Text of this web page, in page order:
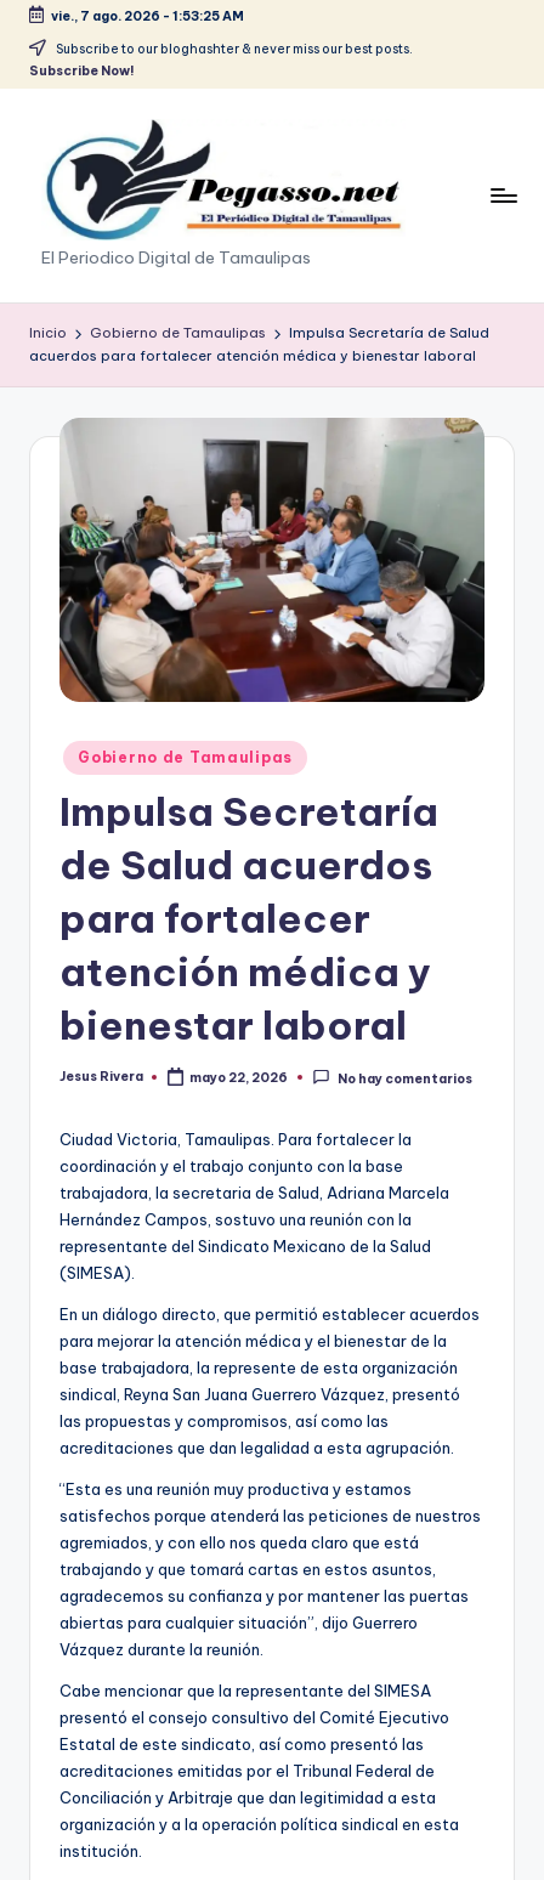
Saltar
vie., 7 ago. 2026 - 1:53:25 AM
Subscribe to our bloghashter & never miss our best posts.
Subscribe Now!
p
e
g
a
p
El Periodico Digital de Tamaulipas
Inicio Gobierno de Tamaulipas
Impulsa Secretaría de Salud
acuerdos para fortalecer atención médica y bienestar laboral
Publicado
en
Gobierno de Tamaulipas
Impulsa Secretaría
de Salud acuerdos
para fortalecer
atención médica y
bienestar laboral
Publicado
Jesus Rivera mayo 22, 2026 No hay comentarios
Ciudad Victoria, Tamaulipas. Para fortalecer la
coordinación y el trabajo conjunto con la base
trabajadora, la secretaria de Salud, Adriana Marcela
Hernández Campos, sostuvo una reunión con la
representante del Sindicato Mexicano de la Salud
(SIMESA).
En un diálogo directo, que permitió establecer acuerdos
para mejorar la atención médica y el bienestar de la
base trabajadora, la represente de esta organización
sindical, Reyna San Juana Guerrero Vázquez, presentó
las propuestas y compromisos, así como las
acreditaciones que dan legalidad a esta agrupación.
“Esta es una reunión muy productiva y estamos
satisfechos porque atenderá las peticiones de nuestros
agremiados, y con ello nos queda claro que está
trabajando y que tomará cartas en estos asuntos,
agradecemos su confianza y por mantener las puertas
abiertas para cualquier situación”, dijo Guerrero
Vázquez durante la reunión.
Cabe mencionar que la representante del SIMESA
presentó el consejo consultivo del Comité Ejecutivo
Estatal de este sindicato, así como presentó las
acreditaciones emitidas por el Tribunal Federal de
Conciliación y Arbitraje que dan legitimidad a esta
organización y a la operación política sindical en esta
institución.